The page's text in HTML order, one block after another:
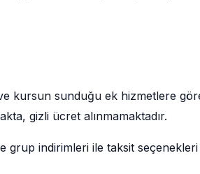
kursun sunduğu ek hizmetlere
gizli ücret alınmamaktadır.
grup indirimleri ile taksit seçenekleri